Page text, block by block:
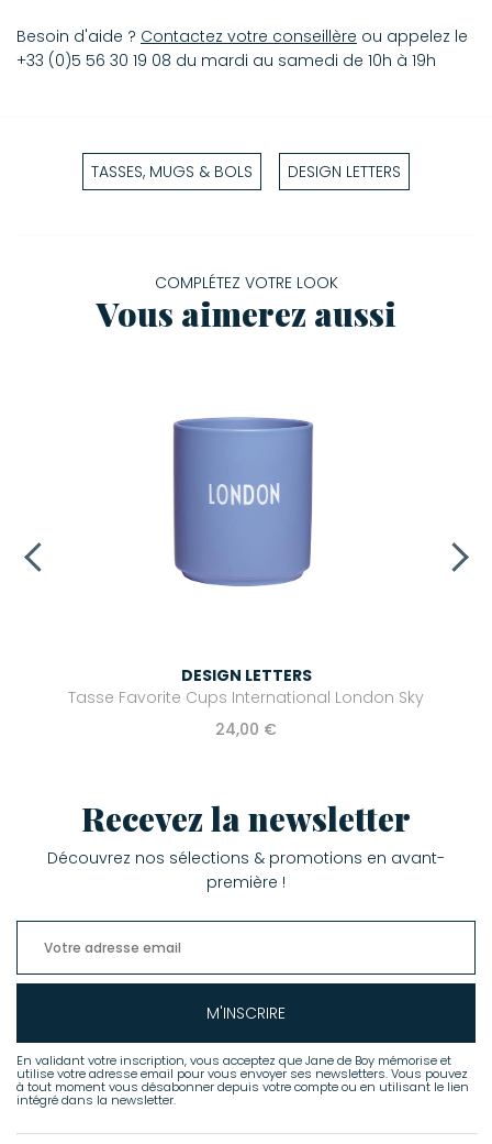
Besoin d'aide ? Contactez votre conseillère ou appelez le
+33 (0)5 56 30 19 08 du mardi au samedi de 10h à 19h
TASSES, MUGS & BOLS DESIGN LETTERS
COMPLÉTEZ VOTRE LOOK
Vous aimerez aussi
DESIGN LETTERS
Tasse Favorite Cups International London Sky
24,00 €
Recevez la newsletter
Découvrez nos sélections & promotions en avant-
première !
M'INSCRIRE
En validant votre inscription, vous acceptez que Jane de Boy mémorise et
utilise votre adresse email pour vous envoyer ses newsletters. Vous pouvez
à tout moment vous désabonner depuis votre compte ou en utilisant le lien
intégré dans la newsletter.